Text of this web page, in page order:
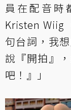
員在配音時
Kristen Wiig
句台詞，我
說『開拍』
吧！』」